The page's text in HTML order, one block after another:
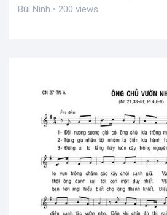
Bùi Ninh • 200 views